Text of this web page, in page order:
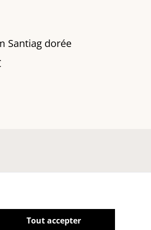
Santiag dorée
Tout accepter